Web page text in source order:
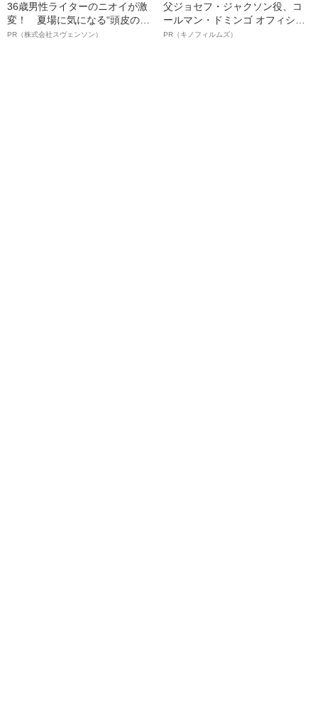
36歳男性ライターのニオイが激
変！ 夏場に気になる“頭皮のニ
オイ”や“ベタつき”を解消す
PR（株式会社スヴェンソン）
父ジョセフ・ジャクソン役、コ
ールマン・ドミンゴ オフィシャ
ルインタビュー“観客を魅了した
PR（キノフィルムズ）